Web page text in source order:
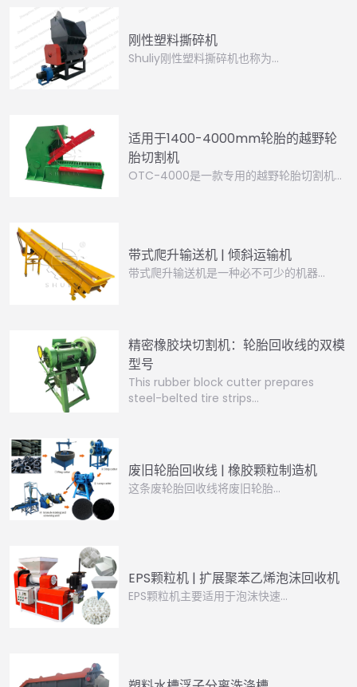
刚性塑料撕碎机
Shuliy刚性塑料撕碎机也称为…
适用于1400-4000mm轮胎的越野轮
胎切割机
OTC-4000是一款专用的越野轮胎切割机…
带式爬升输送机 | 倾斜运输机
带式爬升输送机是一种必不可少的机器…
精密橡胶块切割机：轮胎回收线的双模
型号
This rubber block cutter prepares
steel-belted tire strips…
废旧轮胎回收线 | 橡胶颗粒制造机
这条废轮胎回收线将废旧轮胎…
EPS颗粒机 | 扩展聚苯乙烯泡沫回收机
EPS颗粒机主要适用于泡沫快速…